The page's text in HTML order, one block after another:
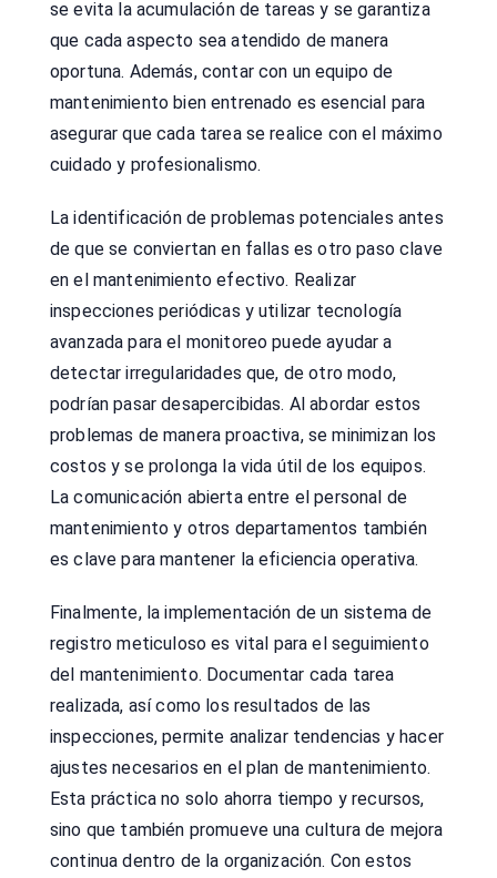
se evita la acumulación de tareas y se garantiza
que cada aspecto sea atendido de manera
oportuna. Además, contar con un equipo de
mantenimiento bien entrenado es esencial para
asegurar que cada tarea se realice con el máximo
cuidado y profesionalismo.
La identificación de problemas potenciales antes
de que se conviertan en fallas es otro paso clave
en el mantenimiento efectivo. Realizar
inspecciones periódicas y utilizar tecnología
avanzada para el monitoreo puede ayudar a
detectar irregularidades que, de otro modo,
podrían pasar desapercibidas. Al abordar estos
problemas de manera proactiva, se minimizan los
costos y se prolonga la vida útil de los equipos.
La comunicación abierta entre el personal de
mantenimiento y otros departamentos también
es clave para mantener la eficiencia operativa.
Finalmente, la implementación de un sistema de
registro meticuloso es vital para el seguimiento
del mantenimiento. Documentar cada tarea
realizada, así como los resultados de las
inspecciones, permite analizar tendencias y hacer
ajustes necesarios en el plan de mantenimiento.
Esta práctica no solo ahorra tiempo y recursos,
sino que también promueve una cultura de mejora
continua dentro de la organización. Con estos